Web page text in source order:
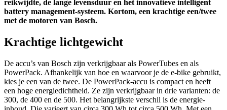
reikwijdte, de lange levensduur en het innovatieve intelligent
battery management-systeem. Kortom, een krachtige een/twee
met de motoren van Bosch.
Krachtige lichtgewicht
De accu’s van Bosch zijn verkrijgbaar als PowerTubes en als
PowerPack. Afhankelijk van hoe en waarvoor je de e-bike gebruikt,
kies je een van de twee. De PowerPack-accu is compact en heeft
een hoge energiedichtheid. Ze zijn verkrijgbaar in drie varianten: de
300, de 400 en de 500. Het belangrijkste verschil is de energie-